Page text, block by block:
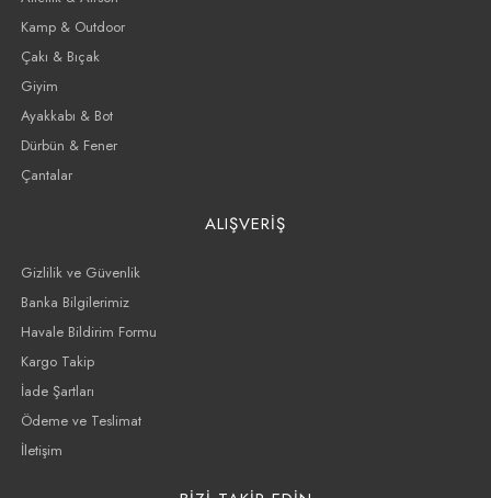
Kamp & Outdoor
Çakı & Bıçak
Giyim
Ayakkabı & Bot
Dürbün & Fener
Çantalar
ALIŞVERİŞ
Gizlilik ve Güvenlik
Banka Bilgilerimiz
Havale Bildirim Formu
Kargo Takip
İade Şartları
Ödeme ve Teslimat
İletişim